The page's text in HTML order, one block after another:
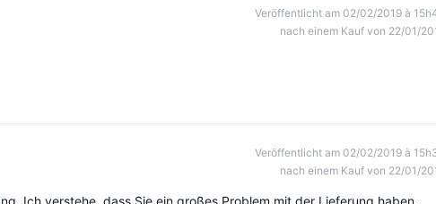
Veröffentlicht am 02/02/2019 à
nach einem Kauf von 22/01/
Veröffentlicht am 02/02/2019 à
nach einem Kauf von 22/01/